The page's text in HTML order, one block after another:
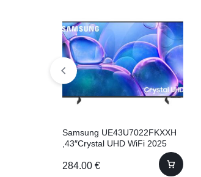
Samsung UE43U7022FKXXH
,43″Crystal UHD WiFi 2025
284.00 €